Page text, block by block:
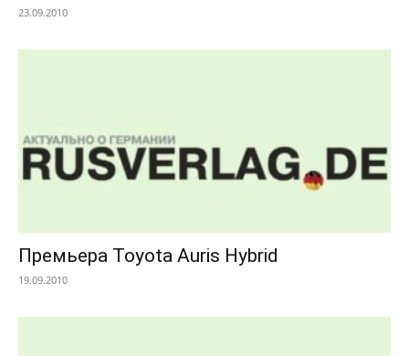
23.09.2010
Премьера Toyota Auris Hybrid
19.09.2010